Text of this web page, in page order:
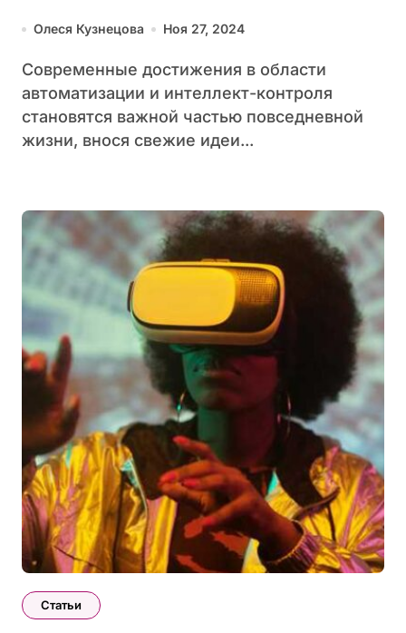
Олеся Кузнецова Ноя 27, 2024
Современные достижения в области
автоматизации и интеллект-контроля
становятся важной частью повседневной
жизни, внося свежие идеи...
Статьи